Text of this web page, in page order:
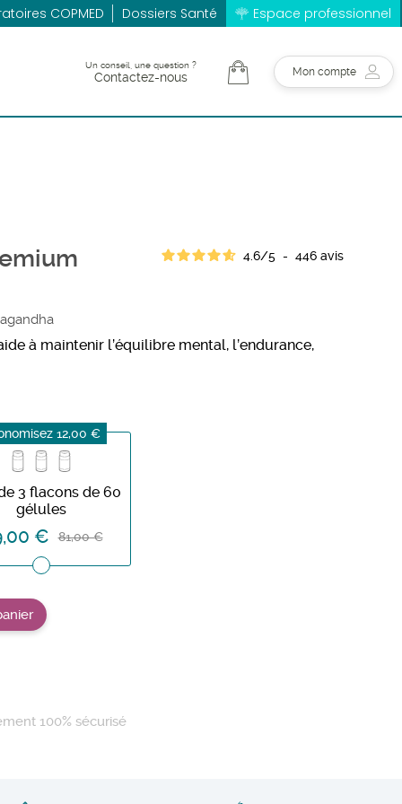
COPMED Dossiers Santé Espace professionnel
Un conseil, une question ?
Contactez-nous Mon compte
4.6/5 - 446 avis
à maintenir l’équilibre mental, l’endurance,
12,00 €
3 flacons de 60
gélules
€ 81,00 €
100% sécurisé